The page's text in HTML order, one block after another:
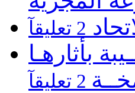
2 تعليقآ
بأثارهـا